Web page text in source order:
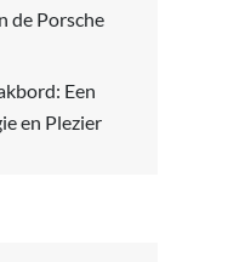
de Porsche
Een
en Plezier